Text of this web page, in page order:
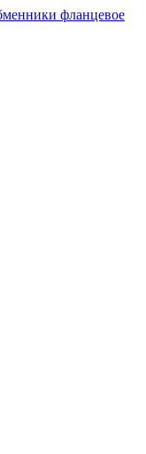
фланцевое